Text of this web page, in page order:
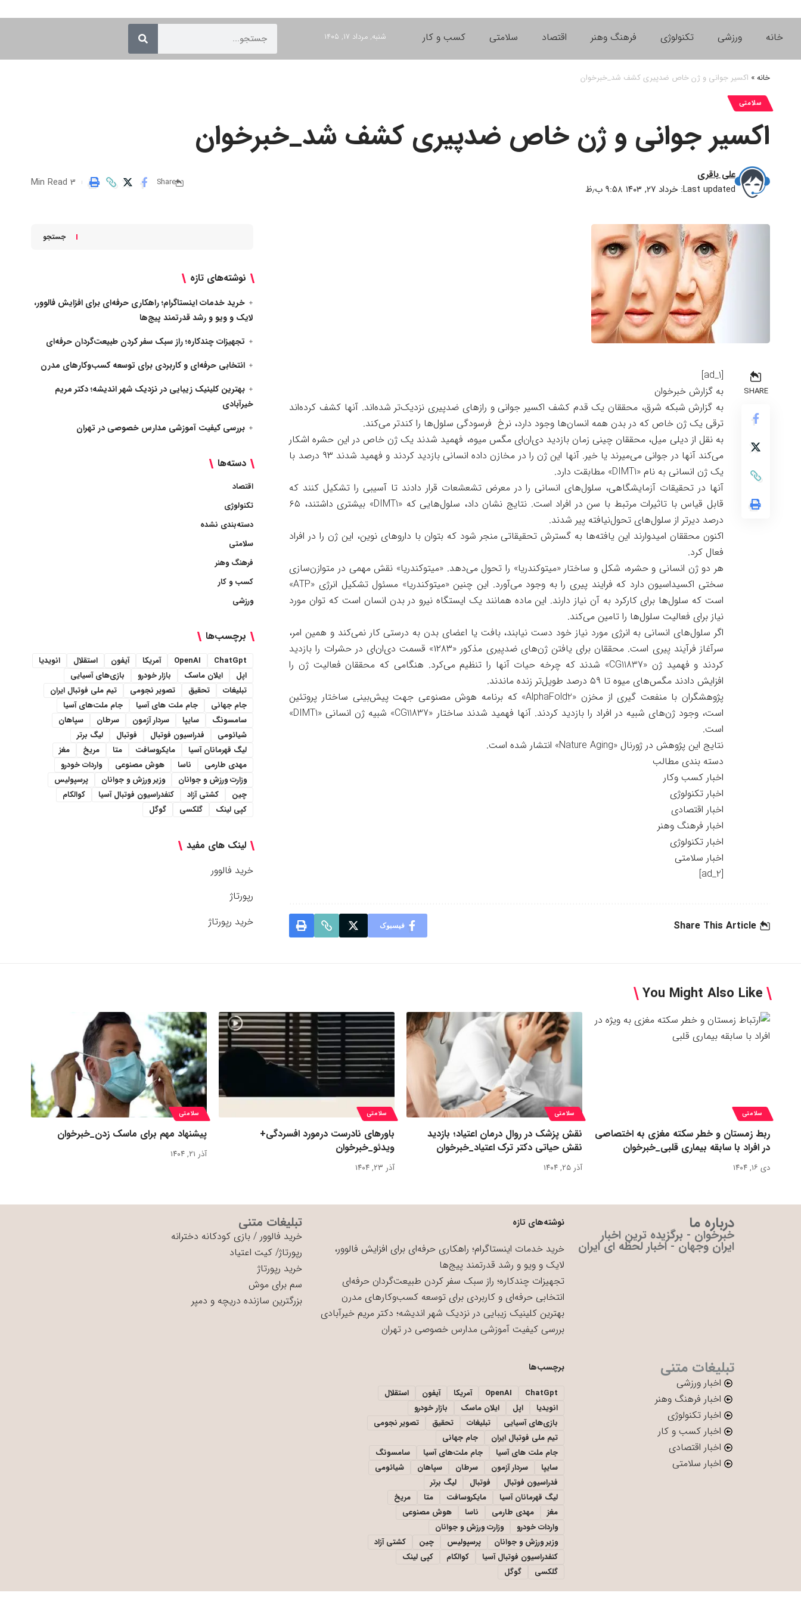
خانه ورزشی تکنولوژی فرهنگ وهنر اقتصاد سلامتی کسب و کار شنبه, مرداد ۱۷, ۱۴۰۵
خانه» اکسیر جوانی و ژن خاص ضدپیری کشف شد_خبرخوان
سلامتی
اکسیر جوانی و ژن خاص ضدپیری کشف شد_خبرخوان
Last updated: خرداد ۲۷, ۱۴۰۳ ۹:۵۸ ب٫ظ
علی باقری
Share
3 Min Read
SHARE
[ad_1]
به گزارش خبرخوان
به گزارش شبکه شرق، محققان یک قدم کشف اکسیر جوانی و رازهای ضدپیری نزدیک‌تر شده‌اند. آنها کشف کرده‌اند
ترقی یک ژن خاص که در بدن همه انسان‌ها وجود دارد، نرخ فرسودگی سلول‌ها را کندتر می‌کند.
به نقل از دیلی میل، محققان چینی زمان بازدید دی‌ان‌ای مگس میوه، فهمید شدند یک ژن خاص در این حشره اشکار
می‌کند آنها در جوانی می‌میرند یا خیر. آنها این ژن را در مخازن داده انسانی بازدید کردند و فهمید شدند ۹۳ درصد با
یک ژن انسانی به نام «DIMT1» مطابقت دارد.
آنها در تحقیقات آزمایشگاهی، سلول‌های انسانی را در معرض تشعشعات قرار دادند تا آسیبی را تشکیل کنند که
قابل قیاس با تاثیرات مرتبط با سن در افراد است. نتایج نشان داد، سلول‌هایی که «DIMT1» بیشتری داشتند، ۶۵
درصد دیرتر از سلول‌های تحول‌نیافته پیر شدند.
اکنون محققان امیدوارند این یافته‌ها به گسترش تحقیقاتی منجر شود که بتوان با داروهای نوین، این ژن را در افراد
فعال کرد.
هر دو ژن انسانی و حشره، شکل و ساختار «میتوکندریا» را تحول می‌دهد. «میتوکندریا» نقش مهمی در متوازن‌سازی
سختی اکسیداسیون دارد که فرایند پیری را به وجود می‌آورد. این چنین «میتوکندریا» مسئول تشکیل انرژی «ATP»
است که سلول‌ها برای کارکرد به آن نیاز دارند. این ماده همانند یک ایستگاه نیرو در بدن انسان است که توان مورد
نیاز برای فعالیت سلول‌ها را تامین می‌کند.
اگر سلول‌های انسانی به انرژی مورد نیاز خود دست نیابند، بافت یا اعضای بدن به درستی کار نمی‌کند و همین امر،
سرآغاز فرآیند پیری است. محققان برای یافتن ژن‌های ضدپیری مذکور «۱۲۸۳» قسمت دی‌ان‌ای در حشرات را بازدید
کردند و فهمید ژن «CG11837» شدند که چرخه حیات آنها را تنظیم می‌کرد. هنگامی که محققان فعالیت ژن را
افزایش دادند مگس‌های میوه تا ۵۹ درصد طویل‌تر زنده ماندند.
پژوهشگران با منفعت گیری از مخزن «AlphaFold2» که برنامه هوش مصنوعی جهت پیش‌بینی ساختار پروتئین
است، وجود ژن‌های شبیه در افراد را بازدید کردند. آنها فهمید شدند ساختار «CG11837» شبیه ژن انسانی «DIMT1»
است.
نتایج این پژوهش در ژورنال «Nature Aging» انتشار شده است.
دسته بندی مطالب
اخبار کسب وکار
اخبار تکنولوژی
اخبار اقتصادی
اخبار فرهنگ وهنر
اخبار تکنولوژی
اخبار سلامتی
[ad_2]
Share This Article فیسبوک
جستجو
نوشته‌های تازه
خرید خدمات اینستاگرام؛ راهکاری حرفه‌ای برای افزایش فالوور،
لایک و ویو و رشد قدرتمند پیج‌ها
تجهیزات چندکاره؛ راز سبک سفر کردن طبیعت‌گردان حرفه‌ای
انتخابی حرفه‌ای و کاربردی برای توسعه کسب‌وکارهای مدرن
بهترین کلینیک زیبایی در نزدیک شهر اندیشه؛ دکتر مریم
خیرآبادی
بررسی کیفیت آموزشی مدارس خصوصی در تهران
دسته‌ها
اقتصاد
تکنولوژی
دسته‌بندی نشده
سلامتی
فرهنگ وهنر
کسب و کار
ورزشی
برچسب‌ها
ChatGpt
OpenAI آمریکا آیفون استقلال
انویدیا
اپل
ایلان ماسک بازار خودرو
بازی‌های آسیایی
تبلیغات
تحقیق تصویر نجومی
تیم ملی فوتبال ایران
جام جهانی
جام ملت های آسیا
جام ملت‌های آسیا
سامسونگ
سایپا سردار آزمون سرطان
سپاهان
شیائومی
فدراسیون فوتبال فوتبال
لیگ برتر
لیگ قهرمانان آسیا
مایکروسافت متا مریخ
مغز
مهدی طارمی
ناسا هوش مصنوعی
واردات خودرو
وزارت ورزش و جوانان
وزیر ورزش و جوانان
پرسپولیس
چین
کشتی آزاد کنفدراسیون فوتبال آسیا
کوالکام
کپی لینک
گلکسی گوگل
لینک های مفید
خرید فالوور
رپورتاژ
خرید رپورتاژ
You Might Also Like
سلامتی
ربط زمستان و خطر سکته مغزی به اختصاصی
در افراد با سابقه بیماری قلبی_خبرخوان
دی ۱۶, ۱۴۰۴
سلامتی
نقش پزشک در روال درمان اعتیاد؛ بازدید
نقش حیاتی دکتر ترک اعتیاد_خبرخوان
آذر ۲۵, ۱۴۰۴
سلامتی
باورهای نادرست درمورد افسردگی+
ویدئو_خبرخوان
آذر ۲۳, ۱۴۰۴
سلامتی
پیشنهاد مهم برای ماسک زدن_خبرخوان
آذر ۲۱, ۱۴۰۴
درباره ما
خبرخوان - برگزیده ترین اخبار
ایران وجهان - اخبار لحظه ای ایران
نوشته‌های تازه
خرید خدمات اینستاگرام؛ راهکاری حرفه‌ای برای افزایش فالوور،
لایک و ویو و رشد قدرتمند پیج‌ها
تجهیزات چندکاره؛ راز سبک سفر کردن طبیعت‌گردان حرفه‌ای
انتخابی حرفه‌ای و کاربردی برای توسعه کسب‌وکارهای مدرن
بهترین کلینیک زیبایی در نزدیک شهر اندیشه؛ دکتر مریم خیرآبادی
بررسی کیفیت آموزشی مدارس خصوصی در تهران
تبلیغات متنی
خرید فالوور /بازی کودکانه دخترانه
رپورتاژ/کیت اعتیاد
خرید رپورتاژ
سم برای موش
بزرگترین سازنده دریچه و دمپر
تبلیغات متنی
اخبار ورزشی
اخبار فرهنگ وهنر
اخبار تکنولوژی
اخبار کسب و کار
اخبار اقتصادی
اخبار سلامتی
برچسب‌ها
ChatGpt
OpenAI آمریکا آیفون
استقلال
انویدیا
اپل ایلان ماسک
بازار خودرو
بازی‌های آسیایی
تبلیغات تحقیق
تصویر نجومی
تیم ملی فوتبال ایران
جام جهانی
جام ملت های آسیا
جام ملت‌های آسیا
سامسونگ
سایپا
سردار آزمون سرطان سپاهان
شیائومی
فدراسیون فوتبال
فوتبال
لیگ برتر
لیگ قهرمانان آسیا
مایکروسافت متا
مریخ
مغز
مهدی طارمی ناسا
هوش مصنوعی
واردات خودرو
وزارت ورزش و جوانان
وزیر ورزش و جوانان
پرسپولیس چین
کشتی آزاد
کنفدراسیون فوتبال آسیا
کوالکام
کپی لینک
گلکسی
گوگل